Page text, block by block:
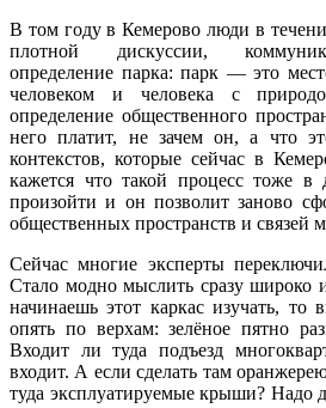
В том году в Кемерово люди в
плотной дискуссии,
определение парка: парк — это
человеком и человека с
определение общественного
него платит, не зачем он, а что
контекстов, которые сейчас в
кажется что такой процесс тоже в
произойти и он позволит заново
общественных пространств и связей
Сейчас многие эксперты
Стало модно мыслить сразу широко
начинаешь этот каркас изучать, то
опять по верхам: зелёное пятно
Входит ли туда подъезд
входит. А если сделать там
туда эксплуатируемые крыши? Надо